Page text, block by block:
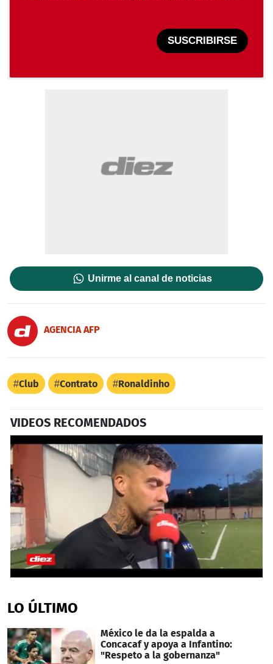
SUSCRIBIRSE
Unirme al canal de noticias
AGENCIA AFP
Club Contrato Ronaldinho
VIDEOS RECOMENDADOS
of
1
29
seconds
LO ÚLTIMO
México le da la espalda a
Concacaf y apoya a Infantino:
"Respeto a la gobernanza"